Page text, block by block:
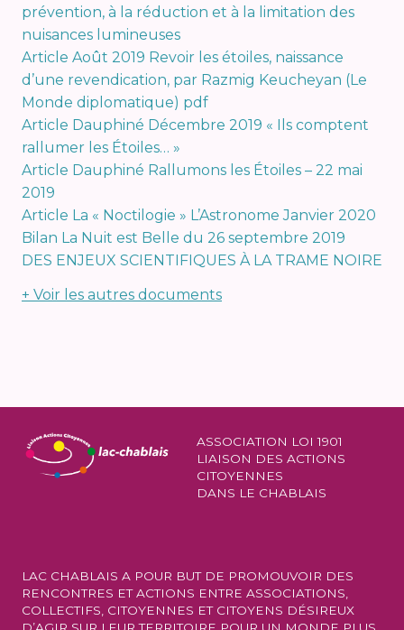
prévention, à la réduction et à la limitation des
nuisances lumineuses
Article Août 2019 Revoir les étoiles, naissance
d’une revendication, par Razmig Keucheyan (Le
Monde diplomatique) pdf
Article Dauphiné Décembre 2019 « Ils comptent
rallumer les Étoiles… »
Article Dauphiné Rallumons les Étoiles – 22 mai
2019
Article La « Noctilogie » L’Astronome Janvier 2020
Bilan La Nuit est Belle du 26 septembre 2019
DES ENJEUX SCIENTIFIQUES À LA TRAME NOIRE
+ Voir les autres documents
ASSOCIATION LOI 1901
LIAISON DES ACTIONS
CITOYENNES
DANS LE CHABLAIS
LAC CHABLAIS A POUR BUT DE PROMOUVOIR DES
RENCONTRES ET ACTIONS ENTRE ASSOCIATIONS,
COLLECTIFS, CITOYENNES ET CITOYENS DÉSIREUX